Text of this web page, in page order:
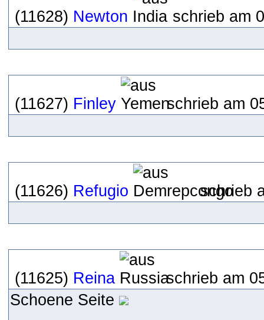
(11628) Newton schrieb am
(11627) Finley schrieb am
(11626) Refugio schrieb
(11625) Reina
schrieb am
Schoene Seite